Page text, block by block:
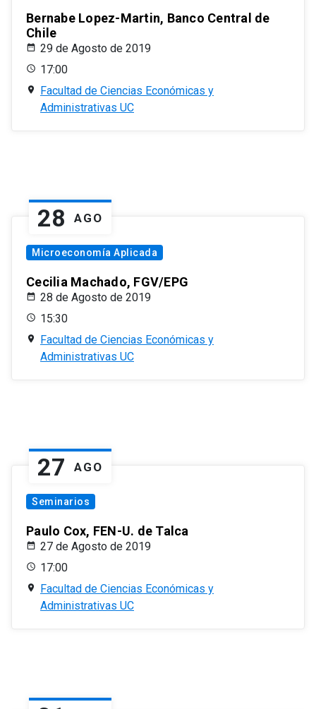
Bernabe Lopez-Martin, Banco Central de
Chile
29 de Agosto de 2019
17:00
Facultad de Ciencias Económicas y
Administrativas UC
28 AGO
Microeconomía Aplicada
Cecilia Machado, FGV/EPG
28 de Agosto de 2019
15:30
Facultad de Ciencias Económicas y
Administrativas UC
27 AGO
Seminarios
Paulo Cox, FEN-U. de Talca
27 de Agosto de 2019
17:00
Facultad de Ciencias Económicas y
Administrativas UC